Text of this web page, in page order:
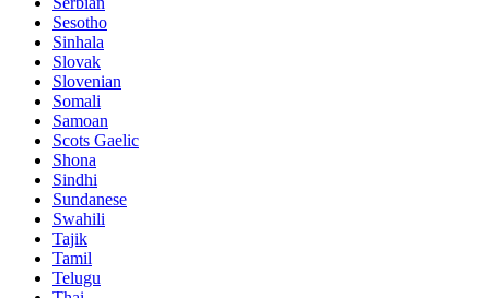
Sesotho
Sinhala
Slovak
Slovenian
Somali
Samoan
Scots Gaelic
Shona
Sindhi
Sundanese
Swahili
Tajik
Tamil
Telugu